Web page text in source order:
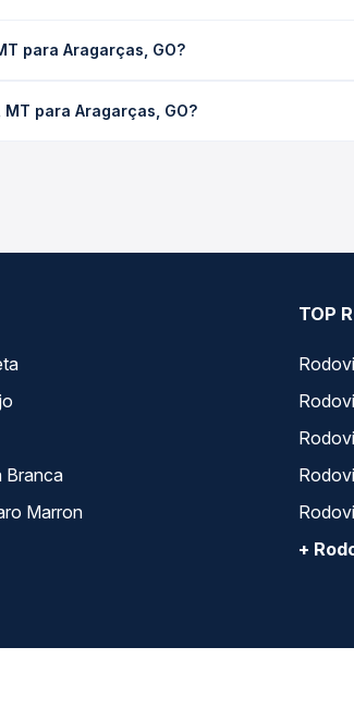
consulta os horários disponíveis e vê a
para Aragarças, GO?
os preços de todas as viações em tempo
para Aragarças, GO?
Branca
Marron
TOP
+